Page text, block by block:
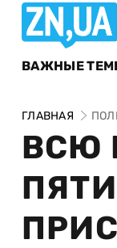
ВАЖНЫЕ
ГЛАВНАЯ
ВСЮ